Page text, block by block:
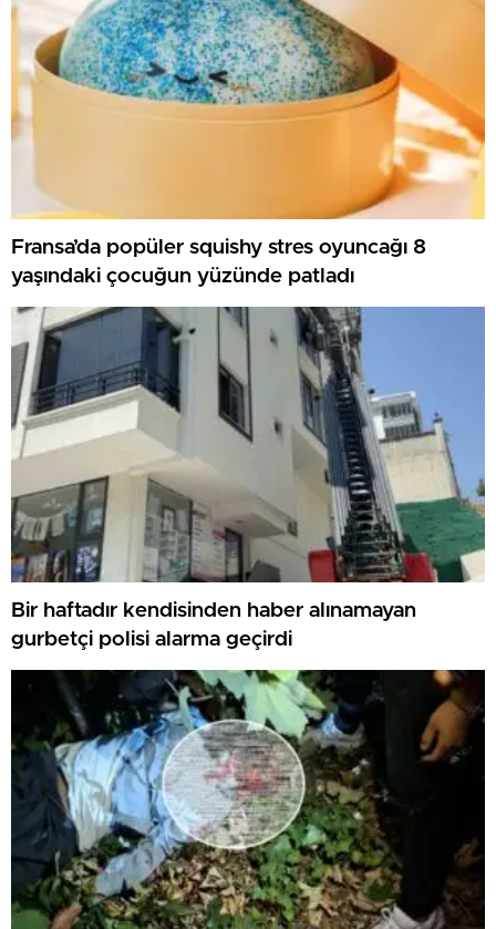
Fransa’da popüler squishy stres oyuncağı 8
yaşındaki çocuğun yüzünde patladı
Bir haftadır kendisinden haber alınamayan
gurbetçi polisi alarma geçirdi